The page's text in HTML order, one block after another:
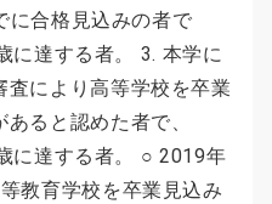
に合格見込みの者で
に達する者。 3. 本学に
により高等学校を卒業
ると認めた者で、
に達する者。 ○ 2019年
教育学校を卒業見込み